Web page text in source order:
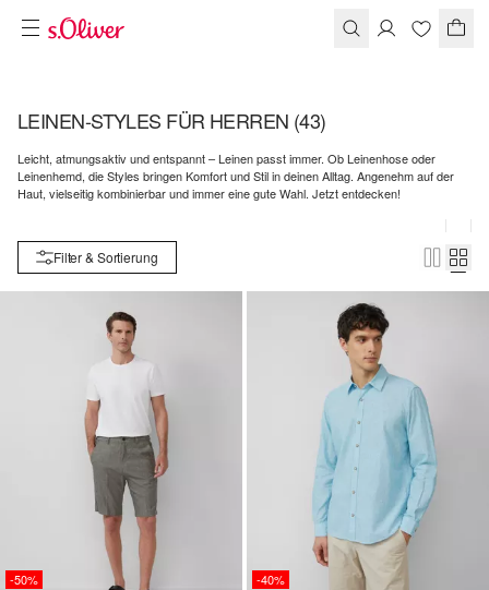
LEINEN-STYLES FÜR HERREN (43)
Leicht, atmungsaktiv und entspannt – Leinen passt immer. Ob Leinenhose oder
Leinenhemd, die Styles bringen Komfort und Stil in deinen Alltag. Angenehm auf der
Haut, vielseitig kombinierbar und immer eine gute Wahl. Jetzt entdecken!
Filter & Sortierung
-50% -40%